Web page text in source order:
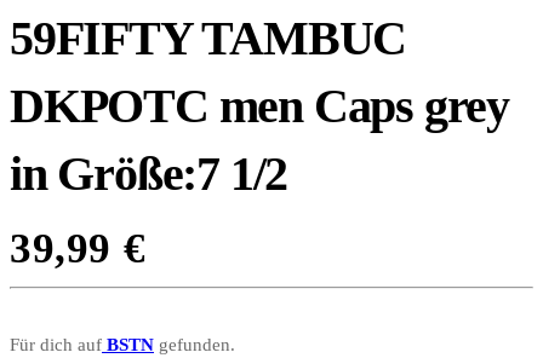
59FIFTY TAMBUC
DKPOTC men Caps grey
in Größe:7 1/2
39,99 €
Für dich auf BSTN gefunden.